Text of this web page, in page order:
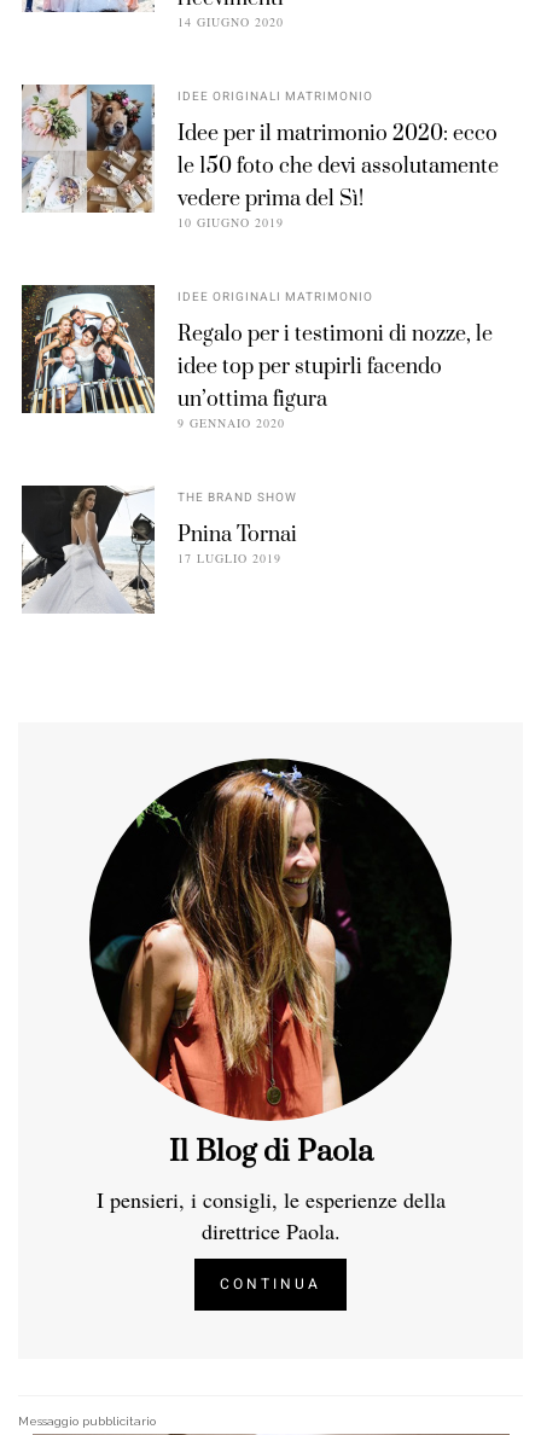
14 GIUGNO 2020
IDEE ORIGINALI MATRIMONIO
Idee per il matrimonio 2020: ecco
le 150 foto che devi assolutamente
vedere prima del Sì!
10 GIUGNO 2019
IDEE ORIGINALI MATRIMONIO
Regalo per i testimoni di nozze, le
idee top per stupirli facendo
un’ottima figura
9 GENNAIO 2020
THE BRAND SHOW
Pnina Tornai
17 LUGLIO 2019
Il Blog di Paola
I pensieri, i consigli, le esperienze della
direttrice Paola.
CONTINUA
Messaggio pubblicitario